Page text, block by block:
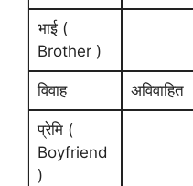
भाई (
Brother )
विवाह अविवाहित
प्रेमि (
Boyfriend
)